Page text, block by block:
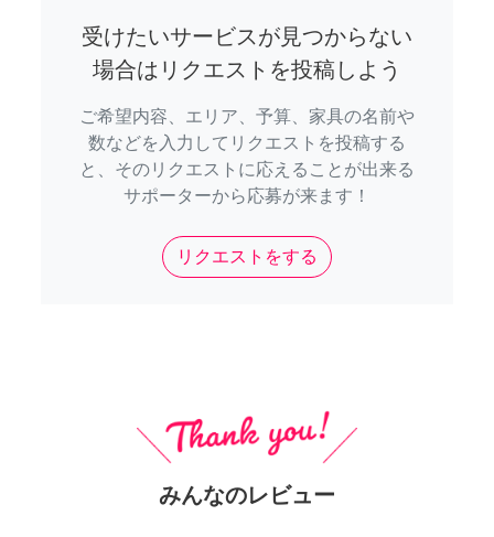
受けたいサービスが見つからない
場合はリクエストを投稿しよう
ご希望内容、エリア、予算、家具の名前や
数などを入力してリクエストを投稿する
と、そのリクエストに応えることが出来る
サポーターから応募が来ます！
リクエストをする
みんなのレビュー